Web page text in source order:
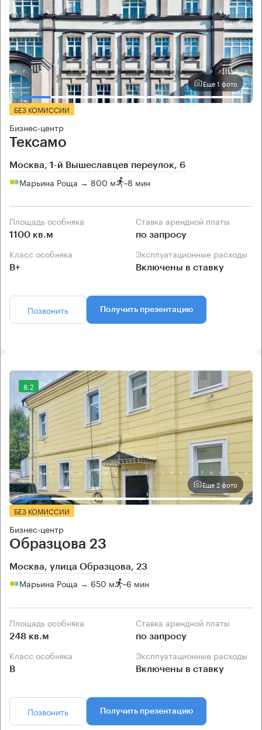
Еще 1 фото
БЕЗ КОМИССИИ
Бизнес-центр
Тексамо
Москва, 1-й Вышеславцев переулок, 6
Марьина Роща → 800 м ~8 мин
Площадь особняка
1100 кв.м
Ставка арендной платы
по запросу
Класс особняка
B+
Эксплуатационные расходы
Включены в ставку
Позвонить Получить презентацию
8.2
Еще 2 фото
БЕЗ КОМИССИИ
Бизнес-центр
Образцова 23
Москва, улица Образцова, 23
Марьина Роща → 650 м ~6 мин
Площадь особняка
248 кв.м
Ставка арендной платы
по запросу
Класс особняка
B
Эксплуатационные расходы
Включены в ставку
Позвонить Получить презентацию